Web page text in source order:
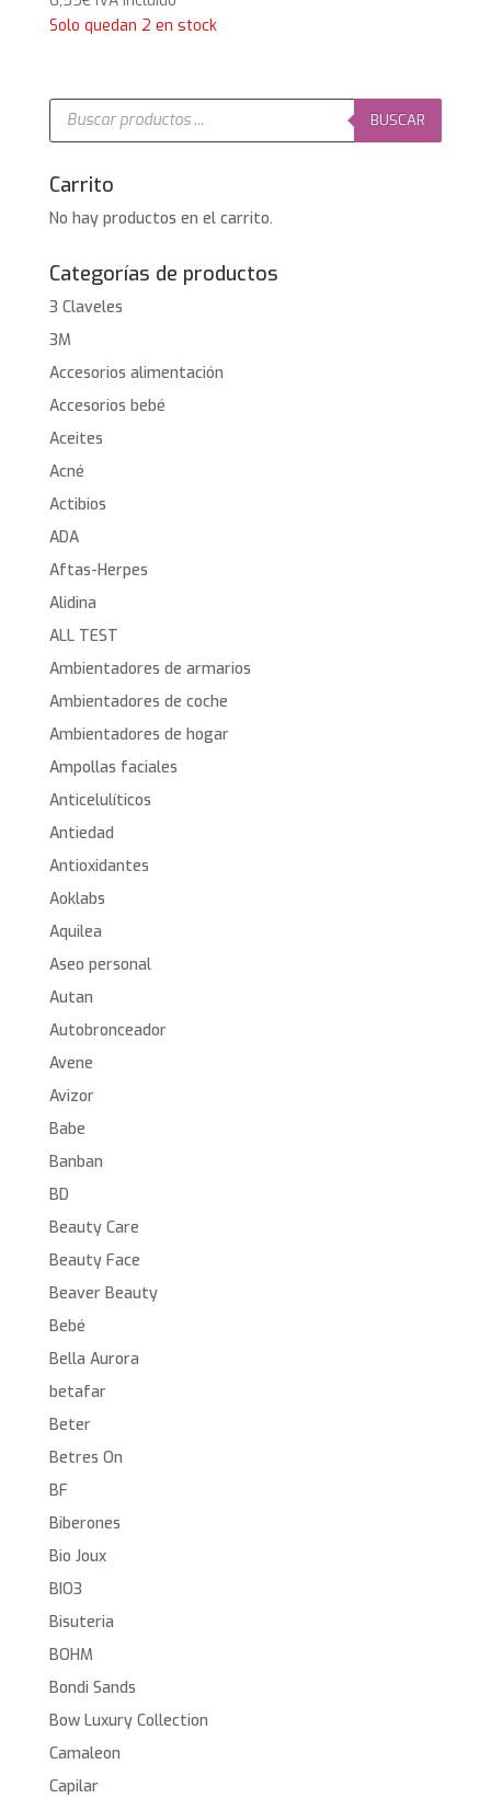
Solo quedan 2 en stock
Búsqueda
productos
BUSCAR
Carrito
No hay productos en el carrito.
Categorías de productos
3 Claveles
3M
Accesorios alimentación
Accesorios bebé
Aceites
Acné
Actibios
ADA
Aftas-Herpes
Alidina
ALL TEST
Ambientadores de armarios
Ambientadores de coche
Ambientadores de hogar
Ampollas faciales
Anticelulíticos
Antiedad
Antioxidantes
Aoklabs
Aquilea
Aseo personal
Autan
Autobronceador
Avene
Avizor
Babe
Banban
BD
Beauty Care
Beauty Face
Beaver Beauty
Bebé
Bella Aurora
betafar
Beter
Betres On
BF
Biberones
Bio Joux
BIO3
Bisuteria
BOHM
Bondi Sands
Bow Luxury Collection
Camaleon
Capilar